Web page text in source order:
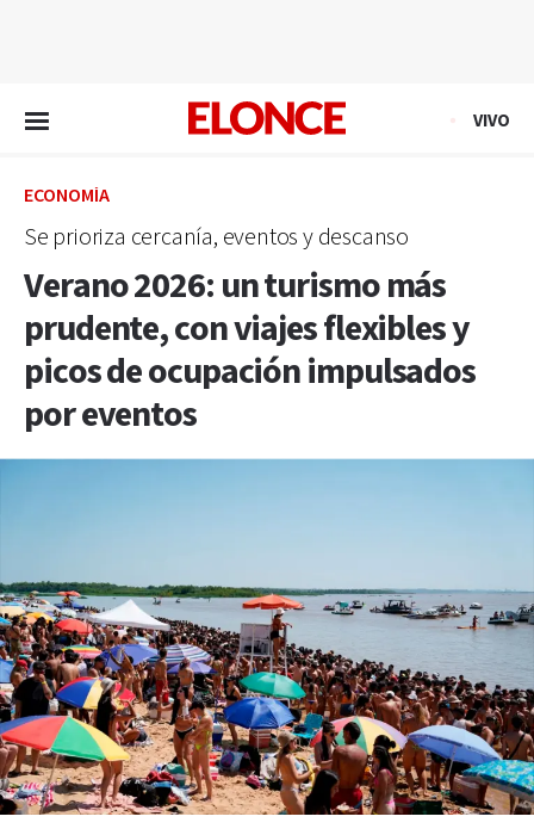
VIVO
ECONOMÍA
Se prioriza cercanía, eventos y descanso
Verano 2026: un turismo más
prudente, con viajes flexibles y
picos de ocupación impulsados
por eventos